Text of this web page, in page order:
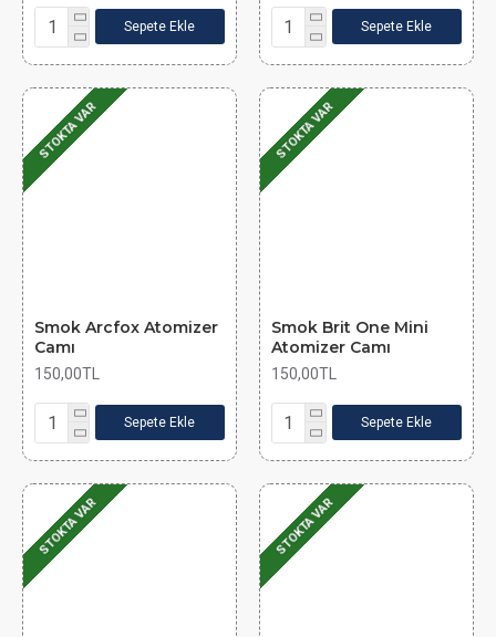
Sepete Ekle Sepete Ekle
STOKTA VAR
Smok Arcfox Atomizer
Camı
150,00TL
Sepete Ekle
STOKTA VAR
Smok Brit One Mini
Atomizer Camı
150,00TL
Sepete Ekle
STOKTA VAR STOKTA VAR